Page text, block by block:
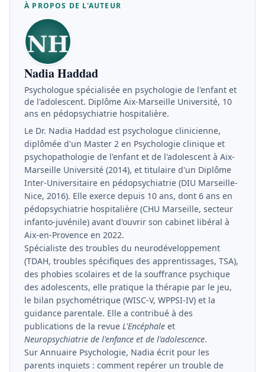
À PROPOS DE L'AUTEUR
Nadia Haddad
Psychologue spécialisée en psychologie de l'enfant et
de l'adolescent. Diplôme Aix-Marseille Université, 10
ans en pédopsychiatrie hospitalière.
Le Dr. Nadia Haddad est psychologue clinicienne,
diplômée d'un Master 2 en Psychologie clinique et
psychopathologie de l'enfant et de l'adolescent à Aix-
Marseille Université (2014), et titulaire d'un Diplôme
Inter-Universitaire en pédopsychiatrie (DIU Marseille-
Nice, 2016). Elle exerce depuis 10 ans, dont 6 ans en
pédopsychiatrie hospitalière (CHU Marseille, secteur
infanto-juvénile) avant d'ouvrir son cabinet libéral à
Aix-en-Provence en 2022.
Spécialiste des troubles du neurodéveloppement
(TDAH, troubles spécifiques des apprentissages, TSA),
des phobies scolaires et de la souffrance psychique
des adolescents, elle pratique la thérapie par le jeu,
le bilan psychométrique (WISC-V, WPPSI-IV) et la
guidance parentale. Elle a contribué à des
publications de la revue L'Encéphale et
Neuropsychiatrie de l'enfance et de l'adolescence.
Sur Annuaire Psychologie, Nadia écrit pour les
parents inquiets : comment repérer un trouble de